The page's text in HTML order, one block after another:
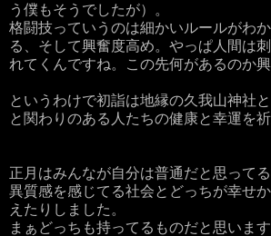
う僕もそうでしたが）。
格闘技っていうのは細かいルールがわ
る、そして興奮度高め。やっぱ人間は
れてくんですね。この先何があるのか興
というわけで初詣は地縁の久我山神社
と関わりのある人たちの健康と幸運を
正月はみんなが自分は普通だと思って
異質感を感じてる社会とどっちが幸せ
えたりしました。
まぁどっちも持ってるものだと思いま